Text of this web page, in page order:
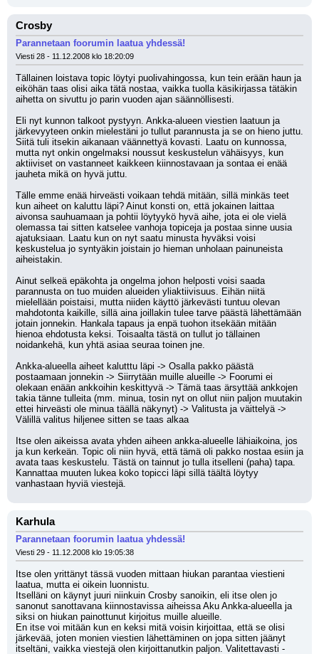
Crosby
Parannetaan foorumin laatua yhdessä!
Viesti 28 - 11.12.2008 klo 18:20:09
Tällainen loistava topic löytyi puolivahingossa, kun tein erään haun ja
eiköhän taas olisi aika tätä nostaa, vaikka tuolla käsikirjassa tätäkin
aihetta on sivuttu jo parin vuoden ajan säännöllisesti.
Eli nyt kunnon talkoot pystyyn. Ankka-alueen viestien laatuun ja
järkevyyteen onkin mielestäni jo tullut parannusta ja se on hieno juttu.
Siitä tuli itsekin aikanaan väännettyä kovasti. Laatu on kunnossa,
mutta nyt onkin ongelmaksi noussut keskustelun vähäisyys, kun
aktiiviset on vastanneet kaikkeen kiinnostavaan ja sontaa ei enää
jauheta mikä on hyvä juttu.
Tälle emme enää hirveästi voikaan tehdä mitään, sillä minkäs teet
kun aiheet on kaluttu läpi? Ainut konsti on, että jokainen laittaa
aivonsa sauhuamaan ja pohtii löytyykö hyvä aihe, jota ei ole vielä
olemassa tai sitten katselee vanhoja topiceja ja postaa sinne uusia
ajatuksiaan. Laatu kun on nyt saatu minusta hyväksi voisi
keskustelua jo syntyäkin joistain jo hieman unholaan painuneista
aiheistakin.
Ainut selkeä epäkohta ja ongelma johon helposti voisi saada
parannusta on tuo muiden alueiden yliaktiivisuus. Eihän niitä
mielellään poistaisi, mutta niiden käyttö järkevästi tuntuu olevan
mahdotonta kaikille, sillä aina joillakin tulee tarve päästä lähettämään
jotain jonnekin. Hankala tapaus ja enpä tuohon itsekään mitään
hienoa ehdotusta keksi. Toisaalta tästä on tullut jo tällainen
noidankehä, kun yhtä asiaa seuraa toinen jne.
Ankka-alueella aiheet kalutttu läpi -> Osalla pakko päästä
postaamaan jonnekin -> Siirrytään muille alueille -> Foorumi ei
olekaan enään ankkoihin keskittyvä -> Tämä taas ärsyttää ankkojen
takia tänne tulleita (mm. minua, tosin nyt on ollut niin paljon muutakin
ettei hirveästi ole minua täällä näkynyt) -> Valitusta ja väittelyä ->
Välillä valitus hiljenee sitten se taas alkaa
Itse olen aikeissa avata yhden aiheen ankka-alueelle lähiaikoina, jos
ja kun kerkeän. Topic oli niin hyvä, että tämä oli pakko nostaa esiin ja
avata taas keskustelu. Tästä on tainnut jo tulla itselleni (paha) tapa.
Kannattaa muuten lukea koko topicci läpi sillä täältä löytyy
vanhastaan hyviä viestejä.
Karhula
Parannetaan foorumin laatua yhdessä!
Viesti 29 - 11.12.2008 klo 19:05:38
Itse olen yrittänyt tässä vuoden mittaan hiukan parantaa viestieni
laatua, mutta ei oikein luonnistu.
Itselläni on käynyt juuri niinkuin Crosby sanoikin, eli itse olen jo
sanonut sanottavana kiinnostavissa aiheissa Aku Ankka-alueella ja
siksi on hiukan painottunut kirjoitus muille alueille.
En itse voi mitään kun en keksi mitä voisin kirjoittaa, että se olisi
järkevää, joten monien viestien lähettäminen on jopa sitten jäänyt
itseltäni, vaikka viestejä olen kirjoittanutkin paljon. Valitettavasti -